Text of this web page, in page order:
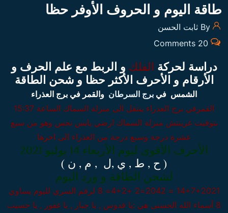
طاقة اليوم و الحروف الأوفر حظا
20 Comments
دراسة لحركة الفلك و الربط مع علم الحرف و
الأرقام و الأحرف الأكثر حظا و شحن الطاقة
الشمس في برج السرطان والقمر في برج العذراء
القمرفي برج العذراء
ينتقل الى منزلة السماك الساعة 15:37
بتوقيت غرينتش منزلة السماك ارضي يابس نحس وهو من سبع
عشرة درجة وسبع درجة من العذراء الى اخرها
الأحرف الأقوى ليوم الأربعاء 14 يوليو 2021
( ح , ط , ي ,ل , م , ن )
لشحن الطاقة و ورد اليوم
14+7+2021 = 2042=2 +4+2= 8
لرقم السري لليوم يساوي
8 أسماء الله الحسنى هي :يا قدوس , يا جبار , يا غفور , يا حسيب